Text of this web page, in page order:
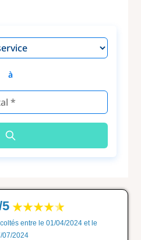
à
entre le 01/04/2024 et le
07/2024